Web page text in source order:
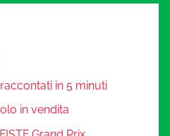
in 5 minuti
in vendita